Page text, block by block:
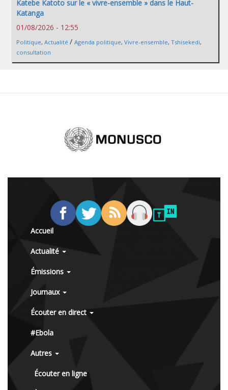
Katebe Katoto sur le « vivre-ensemble » dans le Haut-
Katanga
01/08/2026 - 12:55
Politique, Actualité / Agenda politique, Vivre-ensemble, Tshisekedi,
consultation
Accueil
Actualité
Émissions
Journaux
Écouter en direct
#Ebola
Autres
Écouter en ligne